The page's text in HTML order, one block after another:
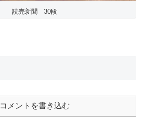
読売新聞 30段
コメントを書き込む